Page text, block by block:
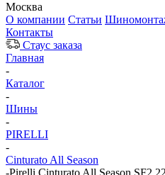
Москва
О компании Статьи
Контакты
Стаус заказа
Главная
-
Каталог
-
Шины
-
PIRELLI
-
Cinturato All Season
-Pirelli Cinturato All Season SF2